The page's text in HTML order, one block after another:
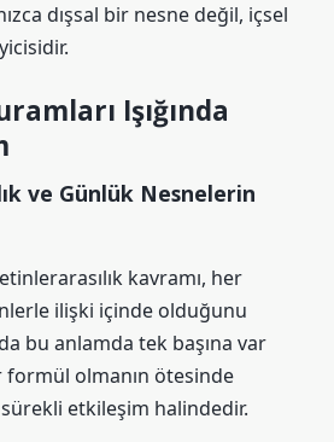
dışsal bir nesne değil, içsel
Işığında
ve Günlük Nesnelerin
kavramı, her
ilişki içinde olduğunu
bu anlamda tek başına var
formül olmanın ötesinde
etkileşim halindedir.